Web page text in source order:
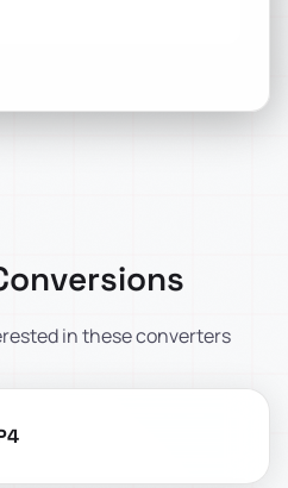
in these converters